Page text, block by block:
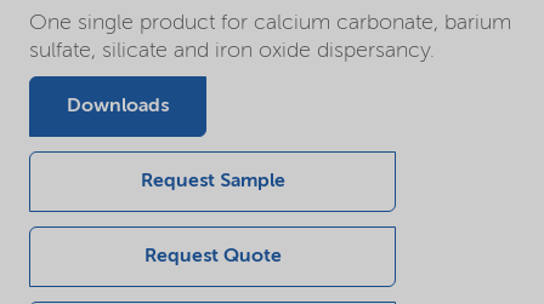
One single product for calcium carbonate, barium
sulfate, silicate and iron oxide dispersancy.
Downloads
Request Sample
Request Quote